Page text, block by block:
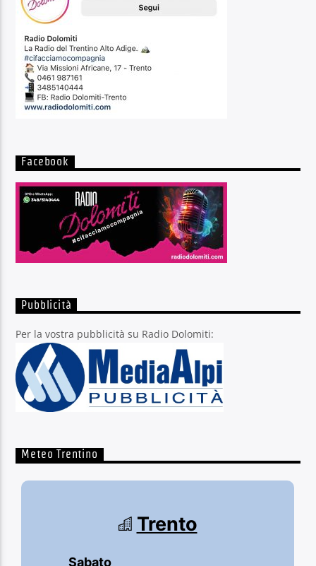
Facebook
Pubblicità
Per la vostra pubblicità su Radio Dolomiti:
Meteo Trentino